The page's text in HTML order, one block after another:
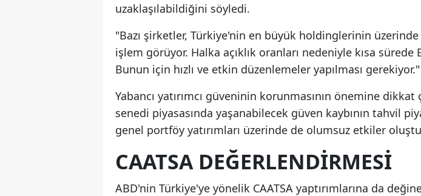
uzaklaşılabildiğini söyledi.
"Bazı şirketler, Türkiye'nin en büyük holdinglerinin
işlem görüyor. Halka açıklık oranları nedeniyle kısa sürede
Bunun için hızlı ve etkin düzenlemeler yapılması gerekiyor."
Yabancı yatırımcı güveninin korunmasının önemine
senedi piyasasında yaşanabilecek güven kaybının tahvil
genel portföy yatırımları üzerinde de olumsuz etkiler
CAATSA DEĞERLENDIRMESI
ABD'nin Türkiye'ye yönelik CAATSA yaptırımlarına da